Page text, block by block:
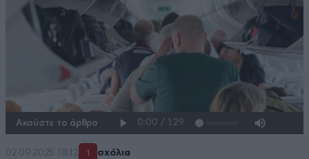
Ακούστε το άρθρο
02·09·2025 18:12 1 σχόλια